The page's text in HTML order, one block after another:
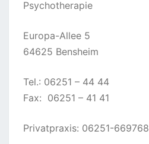
Psychotherapie
Europa-Allee 5
64625 Bensheim
Tel.: 06251 – 44 44
Fax: 06251 – 41 41
Privatpraxis: 06251-669768